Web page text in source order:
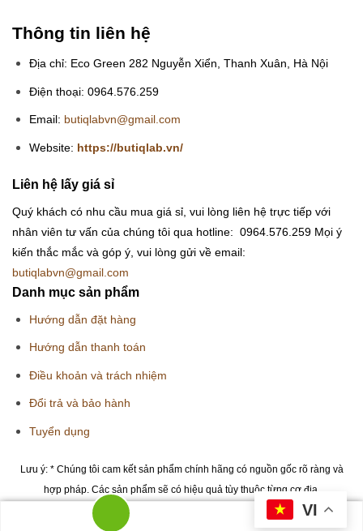
Thông tin liên hệ
Địa chỉ: Eco Green 282 Nguyễn Xiển, Thanh Xuân, Hà Nội
Điện thoại: 0964.576.259
Email: butiqlabvn@gmail.com
Website: https://butiqlab.vn/
Liên hệ lấy giá sỉ
Quý khách có nhu cầu mua giá sỉ, vui lòng liên hệ trực tiếp với
nhân viên tư vấn của chúng tôi qua hotline: 0964.576.259 Mọi ý
kiến thắc mắc và góp ý, vui lòng gửi về email:
butiqlabvn@gmail.com
Danh mục sản phẩm
Hướng dẫn đặt hàng
Hướng dẫn thanh toán
Điều khoản và trách nhiệm
Đổi trả và bảo hành
Tuyển dụng
Lưu ý: * Chúng tôi cam kết sản phẩm chính hãng có nguồn gốc rõ ràng và
hợp pháp. Các sản phẩm sẽ có hiệu quả tùy thuộc từng cơ địa.
Copyright 2026 © Butiqlab.vn
VI